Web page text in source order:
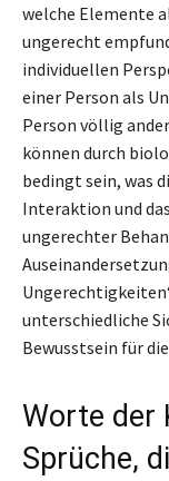
welche Elemente
ungerecht
individuellen
einer Person als
Person völlig
können durch
bedingt sein, was
Interaktion und
ungerechter
unterschiedliche
Bewusstsein für
Worte der
Sprüche,